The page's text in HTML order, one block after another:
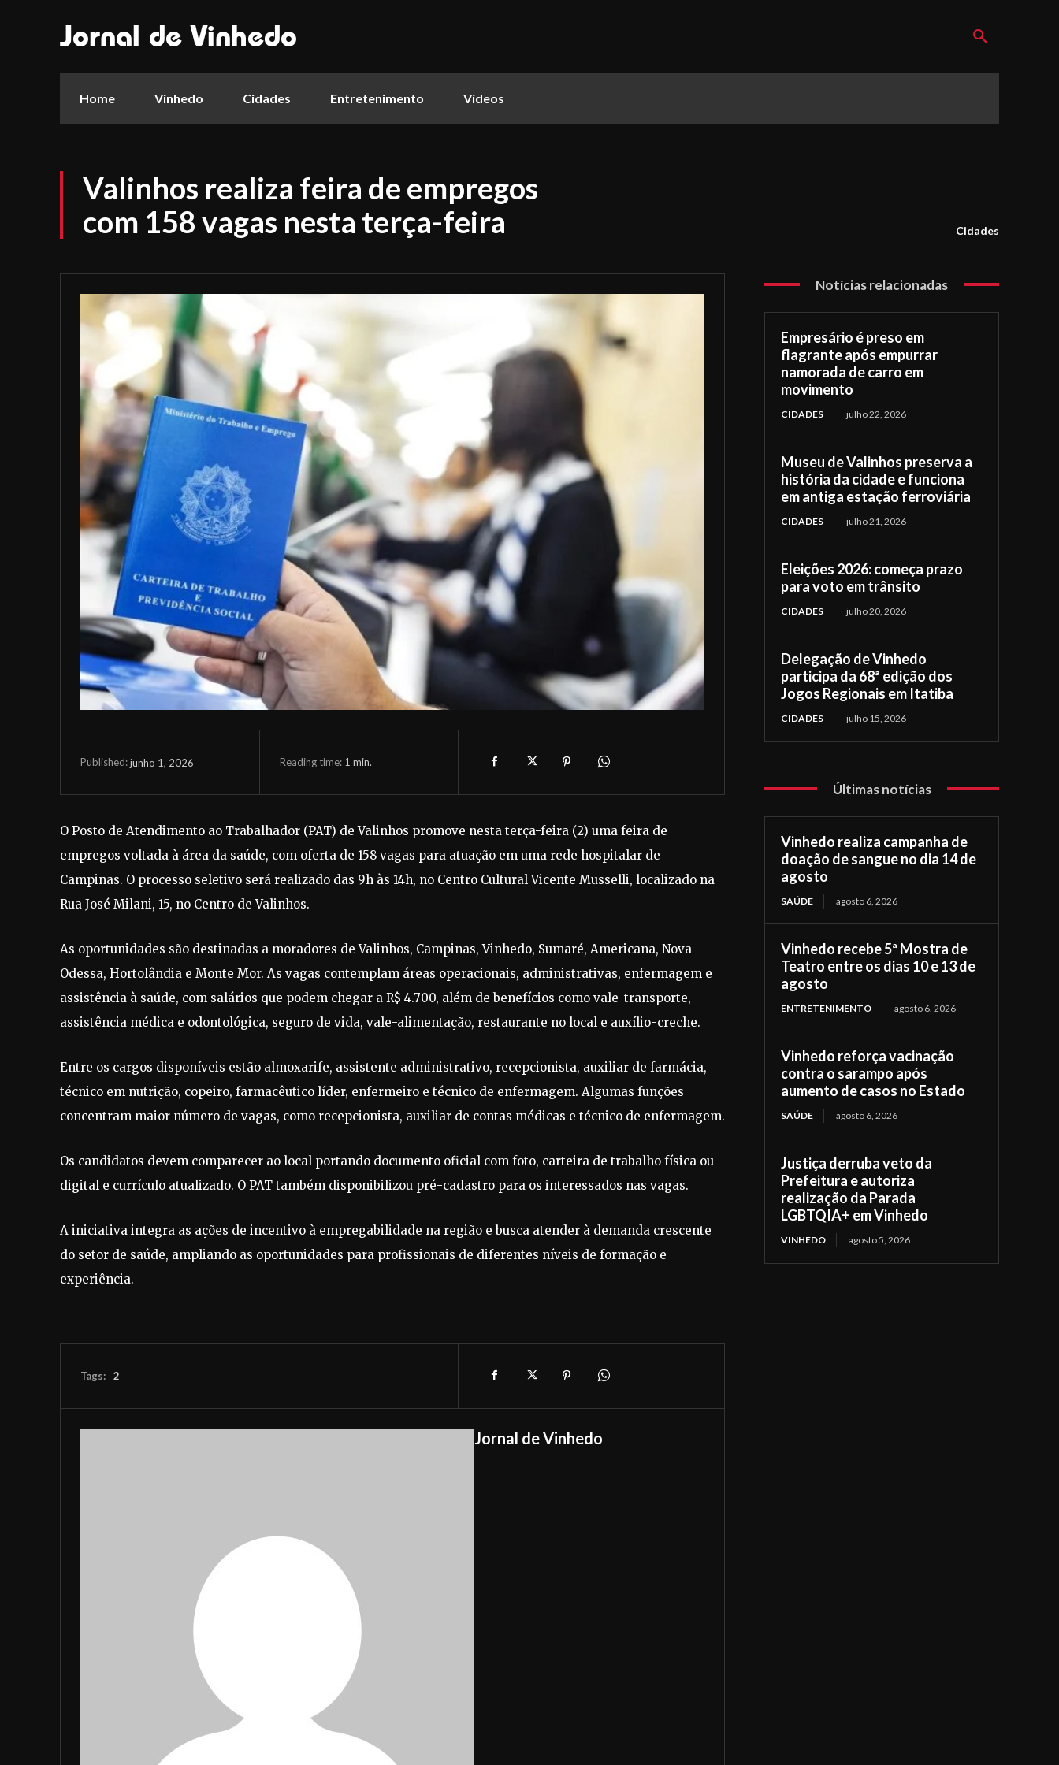
Jornal de Vinhedo
Home Vinhedo Cidades Entretenimento Vídeos
Valinhos realiza feira de empregos
com 158 vagas nesta terça-feira
Cidades
Published:junho 1, 2026 Reading time: 1 min.
O Posto de Atendimento ao Trabalhador (PAT) de Valinhos promove nesta terça-feira (2) uma feira de
empregos voltada à área da saúde, com oferta de 158 vagas para atuação em uma rede hospitalar de
Campinas. O processo seletivo será realizado das 9h às 14h, no Centro Cultural Vicente Musselli, localizado na
Rua José Milani, 15, no Centro de Valinhos.
As oportunidades são destinadas a moradores de Valinhos, Campinas, Vinhedo, Sumaré, Americana, Nova
Odessa, Hortolândia e Monte Mor. As vagas contemplam áreas operacionais, administrativas, enfermagem e
assistência à saúde, com salários que podem chegar a R$ 4.700, além de benefícios como vale-transporte,
assistência médica e odontológica, seguro de vida, vale-alimentação, restaurante no local e auxílio-creche.
Entre os cargos disponíveis estão almoxarife, assistente administrativo, recepcionista, auxiliar de farmácia,
técnico em nutrição, copeiro, farmacêutico líder, enfermeiro e técnico de enfermagem. Algumas funções
concentram maior número de vagas, como recepcionista, auxiliar de contas médicas e técnico de enfermagem.
Os candidatos devem comparecer ao local portando documento oficial com foto, carteira de trabalho física ou
digital e currículo atualizado. O PAT também disponibilizou pré-cadastro para os interessados nas vagas.
A iniciativa integra as ações de incentivo à empregabilidade na região e busca atender à demanda crescente
do setor de saúde, ampliando as oportunidades para profissionais de diferentes níveis de formação e
experiência.
Tags: 2
Jornal de Vinhedo
Notícias relacionadas
Empresário é preso em
flagrante após empurrar
namorada de carro em
movimento
CIDADES julho 22, 2026
Museu de Valinhos preserva a
história da cidade e funciona
em antiga estação ferroviária
CIDADES julho 21, 2026
Eleições 2026: começa prazo
para voto em trânsito
CIDADES julho 20, 2026
Delegação de Vinhedo
participa da 68ª edição dos
Jogos Regionais em Itatiba
CIDADES julho 15, 2026
Últimas notícias
Vinhedo realiza campanha de
doação de sangue no dia 14 de
agosto
SAÚDE agosto 6, 2026
Vinhedo recebe 5ª Mostra de
Teatro entre os dias 10 e 13 de
agosto
ENTRETENIMENTO agosto 6, 2026
Vinhedo reforça vacinação
contra o sarampo após
aumento de casos no Estado
SAÚDE agosto 6, 2026
Justiça derruba veto da
Prefeitura e autoriza
realização da Parada
LGBTQIA+ em Vinhedo
VINHEDO agosto 5, 2026